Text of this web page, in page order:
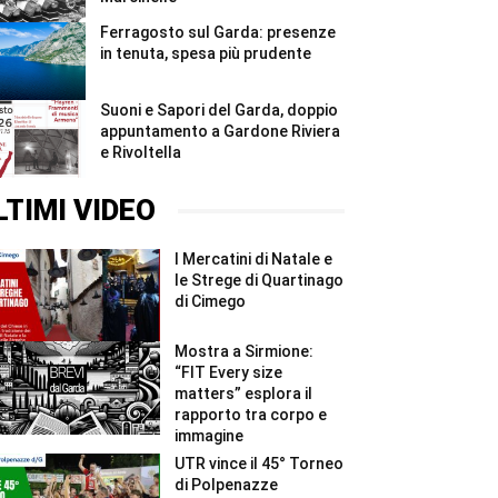
Ferragosto sul Garda: presenze
in tenuta, spesa più prudente
Suoni e Sapori del Garda, doppio
appuntamento a Gardone Riviera
e Rivoltella
VIDEO
I Mercatini di Natale e
le Strege di Quartinago
di Cimego
Mostra a Sirmione:
“FIT Every size
matters” esplora il
rapporto tra corpo e
immagine
UTR vince il 45° Torneo
di Polpenazze